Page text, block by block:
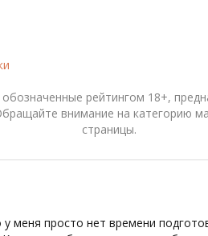
рейтингом 18+,
внимание на категорию
страницы.
меня просто нет времени